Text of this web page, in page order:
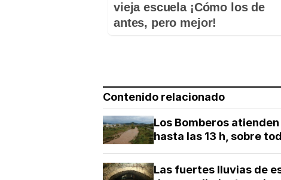
vieja escuela ¡Cómo los de
antes, pero mejor!
Contenido relacionado
Los Bomberos
hasta las 13 h, sobre
Las fuertes lluvias de